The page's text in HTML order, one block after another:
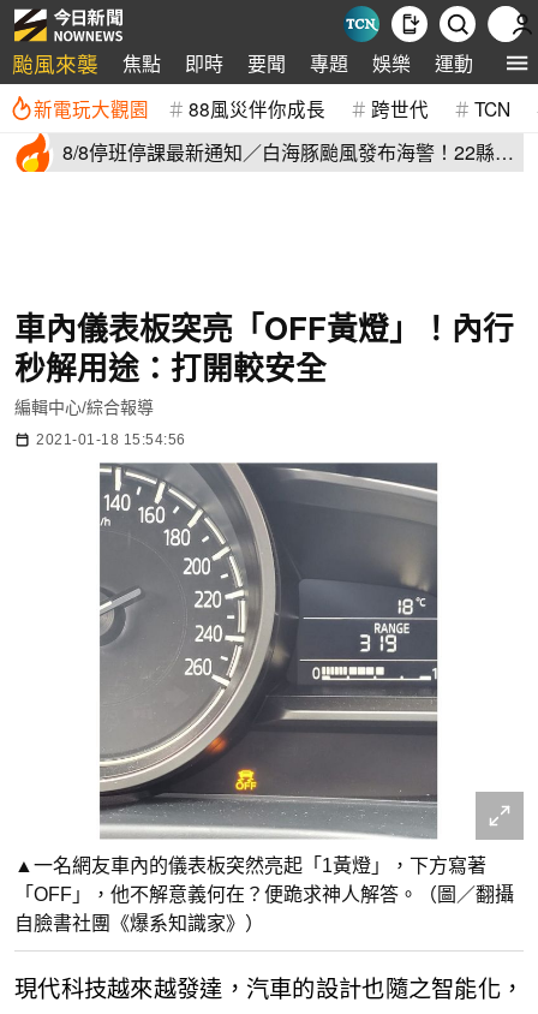
颱風來襲 焦點 即時 要聞 專題 娛樂 運動 全球
新電玩大觀園 88風災伴你成長 跨世代 TCN
8/8停班停課最新通知／白海豚颱風發布海警！22縣市
車內儀表板突亮「OFF黃燈」！內行
秒解用途：打開較安全
編輯中心/綜合報導
2021-01-18 15:54:56
▲一名網友車內的儀表板突然亮起「1黃燈」，下方寫著
「OFF」，他不解意義何在？便跪求神人解答。（圖／翻攝
自臉書社團《爆系知識家》）
現代科技越來越發達，汽車的設計也隨之智能化，